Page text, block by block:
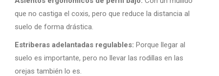
que no castiga el coxis, pero que reduce la distancia al
suelo de forma drástica.
Estriberas adelantadas regulables: Porque llegar al
suelo es importante, pero no llevar las rodillas en las
orejas también lo es.